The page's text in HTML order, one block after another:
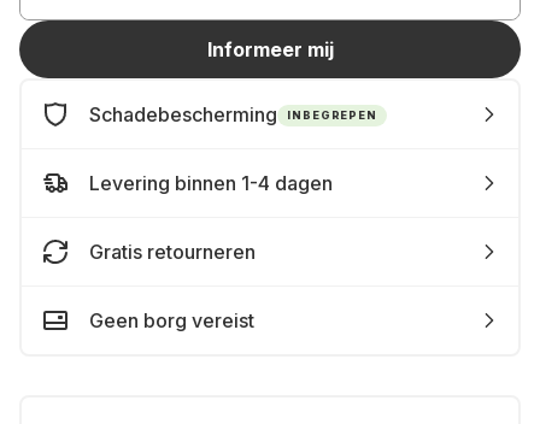
Informeer mij
Schadebescherming INBEGREPEN
Levering binnen 1-4 dagen
Gratis retourneren
Geen borg vereist